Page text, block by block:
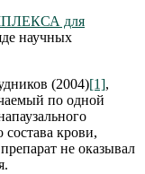
для
научных
(2004)[1],
по одной
крови,
не оказывал